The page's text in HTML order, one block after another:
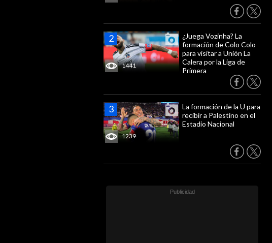
1441
¿Juega Vozinha? La
formación de Colo Colo
para visitar a Unión La
Calera por la Liga de
Primera
1239
La formación de la U para
recibir a Palestino en el
Estadio Nacional